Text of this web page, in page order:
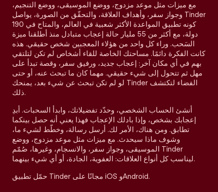
مع ميزات مثل موعد مزدوج، ووضع الموسيقى، ووضع التنجيم،
وجواز سفر، وأهداف العلاقة، والتحقّق من الصورة، يواصل Tinder
كونه تطبيق المواعدة الأكثر شعبية في العالم، والمتاح في 190
دولة، مع أكثر من 55 مليار حالة إعجاب متبادل منذ أطلقنا ميزة
السَحب. وراء كل واحد من هؤلاء المعجبين شخص حقيقي. هذه
كانت الفكرة دائمًا. مساحتك الخاصة للقاء أشخاص لم تكن لتلتقي
بهم في أي مكان آخر: إعجاب جديد، ورفيق سفر، وقصة تبدأ على
مهل ثم تتحول إلى شيء حقيقي. مهما كان ما تبحث عنه، أو حتى
لو لم تكن تبحث عن شيء بعد، يمنحك Tinder الفضاء لتكتشف
ذلك.
أنشئ الحساب الشخصي، وحدّد تفضيلاتك، وابدأ السحبات. أبدِ
إعجابك بشخص، وإذا بادلك الإعجاب فهذا يعني أنه حصل بينكما
تطابق. ومن هناك، الأمر لك. أرسل رسالة، وخطّط لشيء ما،
وشوف ماذا سيحدث. مع ميزات مثل موعد مزدوج، ووضع
الموسيقى، وجواز سفر، والانسجام، وغيرها، صُمّم Tinder
ليناسب كل أنواع العلاقات: العفوية، الجادة، أو أي شيء بينهما.
حمّل تطبيق Tinder مجانًا على iOS وAndroid.